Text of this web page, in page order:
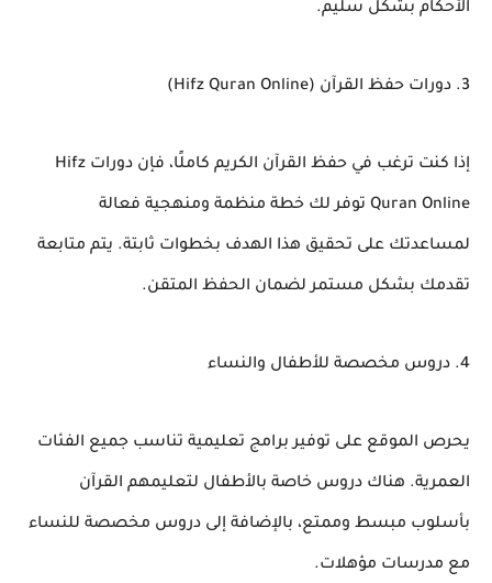
الأحكام بشكل سليم.
3. دورات حفظ القرآن (Hifz Quran Online)
إذا كنت ترغب في حفظ القرآن الكريم كاملًا، فإن دورات Hifz
Quran Online توفر لك خطة منظمة ومنهجية فعالة
لمساعدتك على تحقيق هذا الهدف بخطوات ثابتة. يتم متابعة
تقدمك بشكل مستمر لضمان الحفظ المتقن.
4. دروس مخصصة للأطفال والنساء
يحرص الموقع على توفير برامج تعليمية تناسب جميع الفئات
العمرية. هناك دروس خاصة بالأطفال لتعليمهم القرآن
بأسلوب مبسط وممتع، بالإضافة إلى دروس مخصصة للنساء
مع مدرسات مؤهلات.